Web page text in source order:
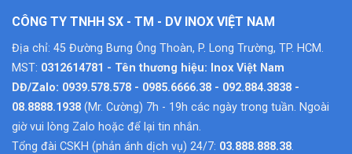
CÔNG TY TNHH SX - TM - DV INOX VIỆT NAM
Địa chỉ: 45 Đường Bưng Ông Thoàn, P. Long Trường, TP. HCM.
MST: 0312614781 - Tên thương hiệu: Inox Việt Nam
DĐ/Zalo: 0939.578.578 - 0985.6666.38 - 092.884.3838 -
08.8888.1938 (Mr. Cường) 7h - 19h các ngày trong tuần. Ngoài
giờ vui lòng Zalo hoặc để lại tin nhắn.
Tổng đài CSKH (phản ánh dịch vụ) 24/7: 03.888.888.38.